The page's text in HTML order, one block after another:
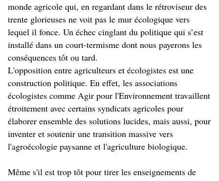
monde agricole qui, en regardant dans le rétroviseur des
trente glorieuses ne voit pas le mur écologique vers
lequel il fonce. Un échec cinglant du politique qui s’est
installé dans un court-termisme dont nous payerons les
conséquences tôt ou tard.
L'opposition entre agriculteurs et écologistes est une
construction politique. En effet, les associations
écologistes comme Agir pour l'Environnement travaillent
étroitement avec certains syndicats agricoles pour
élaborer ensemble des solutions lucides, mais aussi, pour
inventer et soutenir une transition massive vers
l'agroécologie paysanne et l'agriculture biologique.
Même s'il est trop tôt pour tirer les enseignements de